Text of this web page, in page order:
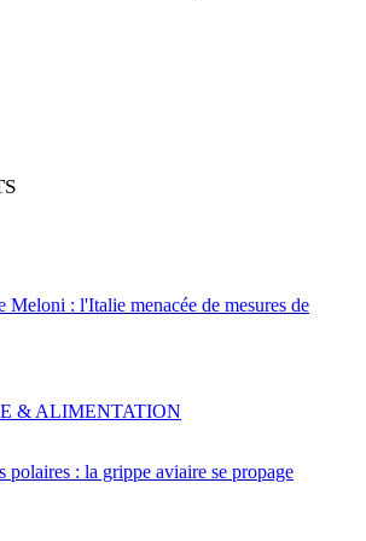
Meloni : l'Italie menacée de mesures de
polaires : la grippe aviaire se propage
& ALIMENTATION